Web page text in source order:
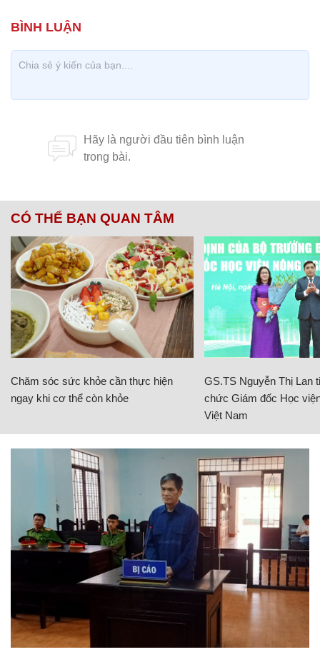
CÓ THỂ BẠN QUAN TÂM
Chăm sóc sức khỏe cần thực hiện
ngay khi cơ thể còn khỏe
GS.TS Nguyễn Thị Lan
chức Giám đốc Học
Việt Nam